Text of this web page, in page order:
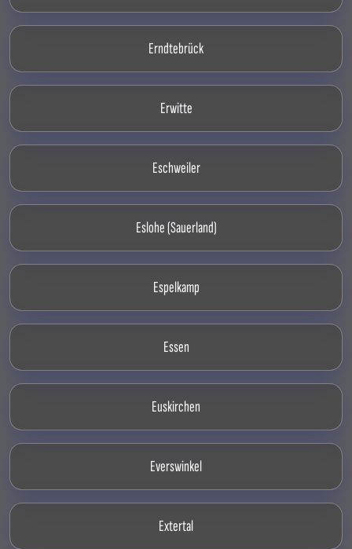
Erndtebrück
Erwitte
Eschweiler
Eslohe (Sauerland)
Espelkamp
Essen
Euskirchen
Everswinkel
Extertal